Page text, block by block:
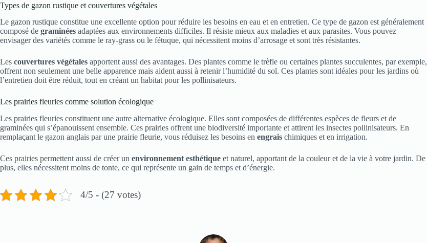
Types de gazon rustique et couvertures végétales
Le gazon rustique constitue une excellente option pour réduire les besoins en eau et en entretien. Ce type de gazon est généralement
composé de graminées adaptées aux environnements difficiles. Il résiste mieux aux maladies et aux parasites. Vous pouvez
envisager des variétés comme le ray-grass ou le fétuque, qui nécessitent moins d’arrosage et sont très résistantes.
Les couvertures végétales apportent aussi des avantages. Des plantes comme le trèfle ou certaines plantes succulentes, par exemple,
offrent non seulement une belle apparence mais aident aussi à retenir l’humidité du sol. Ces plantes sont idéales pour les jardins où
l’entretien doit être réduit, tout en créant un habitat pour les pollinisateurs.
Les prairies fleuries comme solution écologique
Les prairies fleuries constituent une autre alternative écologique. Elles sont composées de différentes espèces de fleurs et de
graminées qui s’épanouissent ensemble. Ces prairies offrent une biodiversité importante et attirent les insectes pollinisateurs. En
remplaçant le gazon anglais par une prairie fleurie, vous réduisez les besoins en engrais chimiques et en irrigation.
Ces prairies permettent aussi de créer un environnement esthétique et naturel, apportant de la couleur et de la vie à votre jardin. De
plus, elles nécessitent moins de tonte, ce qui représente un gain de temps et d’énergie.
4/5 - (27 votes)